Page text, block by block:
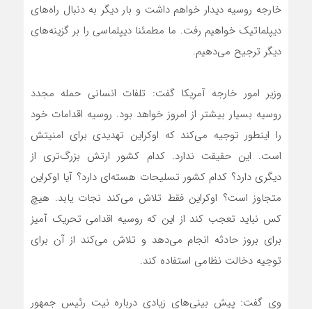
خارجه روسیه دیدار خواهم داشت و بار دیگر به دنبال راه‌های
دیپلماتیک خواهیم رفت. ما مطمئنا دیپلماسی را بر گزینه‌های
دیگر ترجیح می‌دهیم.
وزیر امور خارجه آمریکا گفت: تلفات انسانی حمله مجدد
روسیه بسیار بیشتر از امروز خواهد بود. روسیه اقدامات خود
را اینطور توجیه می‌کند که اوکراین تهدیدی برای امنیتش
است. این حقیقت ندارد. کدام کشور ارتش بزرگ‌تری از
دیگری دارد؟ کدام کشور تسلیحات هسته‌ای دارد؟ آیا اوکراین
متجاوز است؟ اوکراین فقط تلاش می‌کند نجات یابد. هیچ
کس نباید تعجب کند از این که روسیه اقدامی تحریک آمیز
برای بروز حادثه انجام می‌دهد و تلاش می‌کند از آن برای
توجیه دخالت نظامی استفاده کند.
وی گفت: پیش بینی‌های زیادی درباره نیت رئیس جمهور